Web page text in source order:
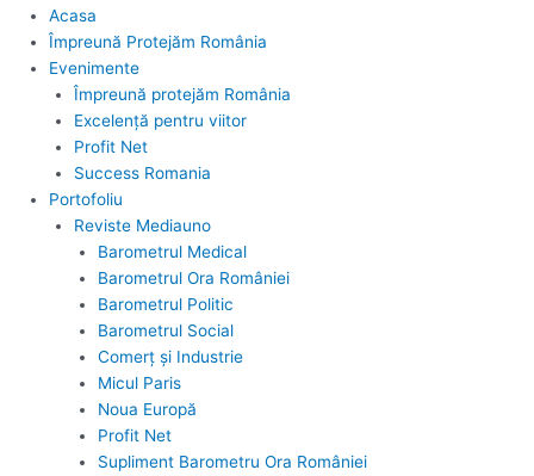
Acasa
Împreună Protejăm România
Evenimente
Împreună protejăm România
Excelență pentru viitor
Profit Net
Success Romania
Portofoliu
Reviste Mediauno
Barometrul Medical
Barometrul Ora României
Barometrul Politic
Barometrul Social
Comerț și Industrie
Micul Paris
Noua Europă
Profit Net
Supliment Barometru Ora României